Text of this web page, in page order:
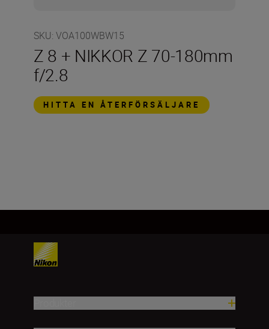
SKU: VOA100WBW15
Z 8 + NIKKOR Z 70-180mm
f/2.8
HITTA EN ÅTERFÖRSÄLJARE